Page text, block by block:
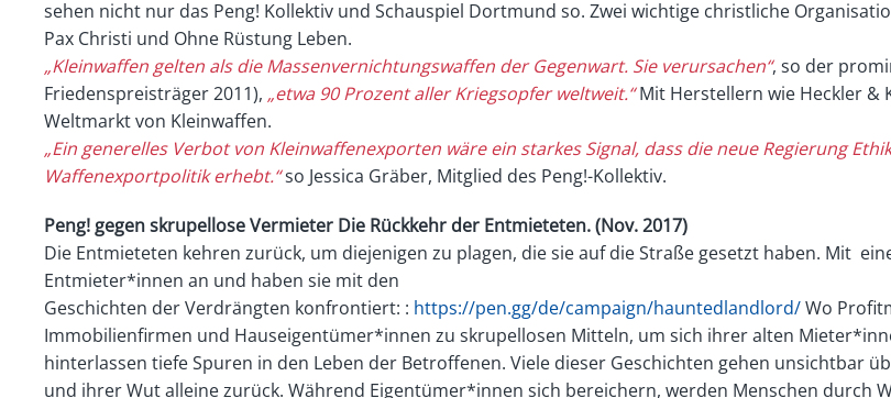
sehen nicht nur das Peng! Kollektiv und Schauspiel Dortmund so. Zwei wichtige christliche
Pax Christi und Ohne Rüstung Leben.
„Kleinwaffen gelten als die Massenvernichtungswaffen der Gegenwart. Sie verursachen“, so der
Friedenspreisträger 2011), „etwa 90 Prozent aller Kriegsopferweltweit.“Mit Herstellern wie Heckler &
Weltmarkt von Kleinwaffen.
„Ein generelles Verbot von Kleinwaffenexporten wäre ein starkes Signal, dass die neue Regierung
Waffenexportpolitik erhebt.“so Jessica Gräber, Mitglied des Peng!-Kollektiv.
Peng! gegen skrupellose Vermieter Die Rückkehr der Entmieteten. (Nov. 2017)
Die Entmieteten kehren zurück, um diejenigen zu plagen, die sie auf die Straße gesetzt haben. Mit
Entmieter*innen an und haben sie mit den
Geschichten der Verdrängten konfrontiert: : https://pen.gg/de/campaign/hauntedlandlord/Wo
Immobilienfirmen und Hauseigentümer*innen zu skrupellosen Mitteln, um sich ihrer alten
hinterlassen tiefe Spuren in den Leben der Betroffenen. Viele dieser Geschichten gehen unsichtbar
und ihrer Wut alleine zurück. Während Eigentümer*innen sich bereichern, werden Menschen durch